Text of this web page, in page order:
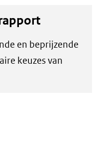
en beprijzende
keuzes van